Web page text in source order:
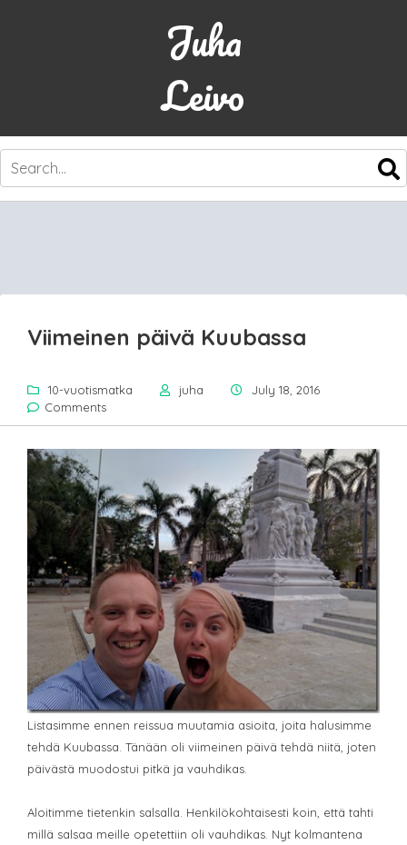
Juha
Leivo
SKIP
CONTENT
Viimeinen päivä Kuubassa
10-vuotismatka juha
July 18, 2016
Comments
Listasimme ennen reissua muutamia asioita, joita halusimme
tehdä Kuubassa. Tänään oli viimeinen päivä tehdä niitä, joten
päivästä muodostui pitkä ja vauhdikas.
Aloitimme tietenkin salsalla. Henkilökohtaisesti koin, että tahti
millä salsaa meille opetettiin oli vauhdikas. Nyt kolmantena